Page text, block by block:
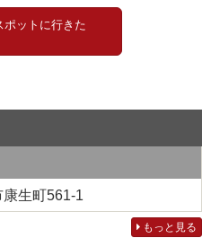
生町561-1
もっと見る